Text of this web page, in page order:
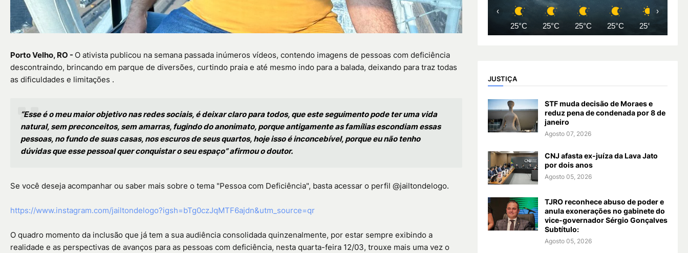
Porto Velho, RO - O ativista publicou na semana passada inúmeros vídeos, contendo imagens de pessoas com deficiência
descontraindo, brincando em parque de diversões, curtindo praia e até mesmo indo para a balada, deixando para traz todas
as dificuldades e limitações .
“Esse é o meu maior objetivo nas redes sociais, é deixar claro para todos, que este seguimento pode ter uma vida
natural, sem preconceitos, sem amarras, fugindo do anonimato, porque antigamente as famílias escondiam essas
pessoas, no fundo de suas casas, nos escuros de seus quartos, hoje isso é inconcebível, porque eu não tenho
dúvidas que esse pessoal quer conquistar o seu espaço” afirmou o doutor.
Se você deseja acompanhar ou saber mais sobre o tema "Pessoa com Deficiência", basta acessar o perfil @jailtondelogo.
https://www.instagram.com/jailtondelogo?igsh=bTg0czJqMTF6ajdn&utm_source=qr
O quadro momento da inclusão que já tem a sua audiência consolidada quinzenalmente, por estar sempre exibindo a
realidade e as perspectivas de avanços para as pessoas com deficiência, nesta quarta-feira 12/03, trouxe mais uma vez o
25°C 25°C 25°C 25°C 25°C
‹ ›
JUSTIÇA
STF muda decisão de Moraes e
reduz pena de condenada por 8 de
janeiro
Agosto 07, 2026
CNJ afasta ex-juíza da Lava Jato
por dois anos
Agosto 05, 2026
TJRO reconhece abuso de poder e
anula exonerações no gabinete do
vice-governador Sérgio Gonçalves
Subtítulo:
Agosto 05, 2026